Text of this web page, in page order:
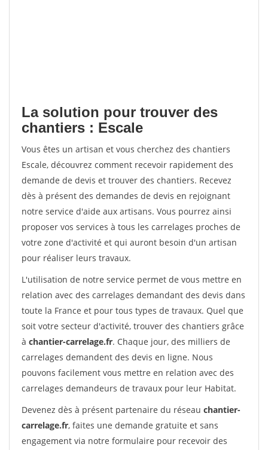
La solution pour trouver des
chantiers : Escale
Vous êtes un artisan et vous cherchez des chantiers
Escale, découvrez comment recevoir rapidement des
demande de devis et trouver des chantiers. Recevez
dès à présent des demandes de devis en rejoignant
notre service d'aide aux artisans. Vous pourrez ainsi
proposer vos services à tous les carrelages proches de
votre zone d'activité et qui auront besoin d'un artisan
pour réaliser leurs travaux.
L'utilisation de notre service permet de vous mettre en
relation avec des carrelages demandant des devis dans
toute la France et pour tous types de travaux. Quel que
soit votre secteur d'activité, trouver des chantiers grâce
à chantier-carrelage.fr. Chaque jour, des milliers de
carrelages demandent des devis en ligne. Nous
pouvons facilement vous mettre en relation avec des
carrelages demandeurs de travaux pour leur Habitat.
Devenez dès à présent partenaire du réseau chantier-
carrelage.fr, faites une demande gratuite et sans
engagement via notre formulaire pour recevoir des